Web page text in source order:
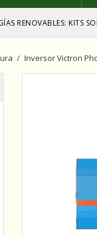
RENOVABLES: KITS
Inversor Victron